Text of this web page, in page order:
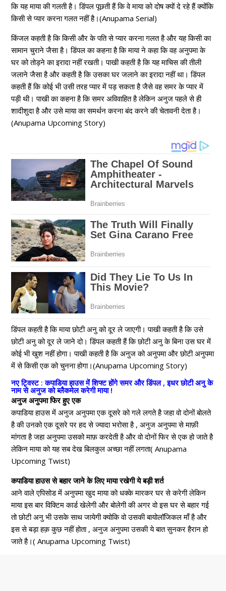
कि यह माया की गलती है। डिंपल पूछती हैं कि वे माया को दोष क्यों दे रहे हैं क्योंकि
किसी से प्यार करना गलत नहीं है।(Anupama Serial)
किंजल कहती है कि किसी और के पति से प्यार करना गलत है और यह किसी का
सामान चुराने जैसा है। डिंपल का कहना है कि माया ने कहा कि वह अनुपमा के
घर को तोड़ने का इरादा नहीं रखती। पाखी कहती है कि यह माचिस की तीली
जलाने जैसा है और कहती है कि उसका घर जलाने का इरादा नहीं था। डिंपल
कहती हैं कि कोई भी उसी तरह प्यार में पड़ सकता है जैसे वह समर के प्यार में
पड़ी थी। पाखी का कहना है कि समर अविवाहित है लेकिन अनुज पहले से ही
शादीशुदा है और उसे माया का समर्थन करना बंद करने की चेतावनी देता है।
(Anupama Upcoming Story)
डिंपल कहती है कि माया छोटी अनु को दूर ले जाएगी। पाखी कहती है कि उसे
छोटी अनु को दूर ले जाने दो। डिंपल कहती हैं कि छोटी अनु के बिना उस घर में
कोई भी खुश नहीं होगा। पाखी कहती है कि अनुज को अनुपमा और छोटी अनुपमा
में से किसी एक को चुनना होगा।(Anupama Upcoming Story)
नए ट्विस्ट : कपाडिया हाउस में शिफ्ट होंगे समर और डिंपल , इधर छोटी अनु के
नाम से अनुज को ब्लैकमेल करेगी माया !
अनुज अनुपमा फिर हुए एक
कपाडिया हाउस में अनुज अनुपमा एक दूसरे को गले लगते है जहा वो दोनों बोलते
है की उनको एक दूसरे पर हद से ज्यादा भरोसा है , अनुज अनुपमा से माफ़ी
मांगता है जहा अनुपमा उसको माफ़ करदेती है और वो दोनों फिर से एक हो जाते है
लेकिन माया को यह सब देख बिलकुल अच्छा नहीं लगता( Anupama
Upcoming Twist)
कपाडिया हाउस से बहार जाने के लिए माया रखेगी ये बड़ी शर्त
आने वाले एपिसोड में अनुपमा खुद माया को धक्के मारकर घर से करेगी लेकिन
माया इस बार विक्टिम कार्ड खेलेगी और बोलेगी की अगर वो इस घर से बहार गई
तो छोटी अनु भी उसके साथ जायेगी क्योकि वो उसकी बायोलॉजिकल माँ है और
इस से बड़ा हक़ कुछ नहीं होता , अनुज अनुपमा उसकी ये बात सुनकर हैरान हो
जाते है।( Anupama Upcoming Twist)